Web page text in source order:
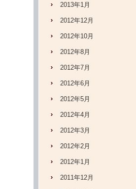
2013年1月
2012年12月
2012年10月
2012年8月
2012年7月
2012年6月
2012年5月
2012年4月
2012年3月
2012年2月
2012年1月
2011年12月